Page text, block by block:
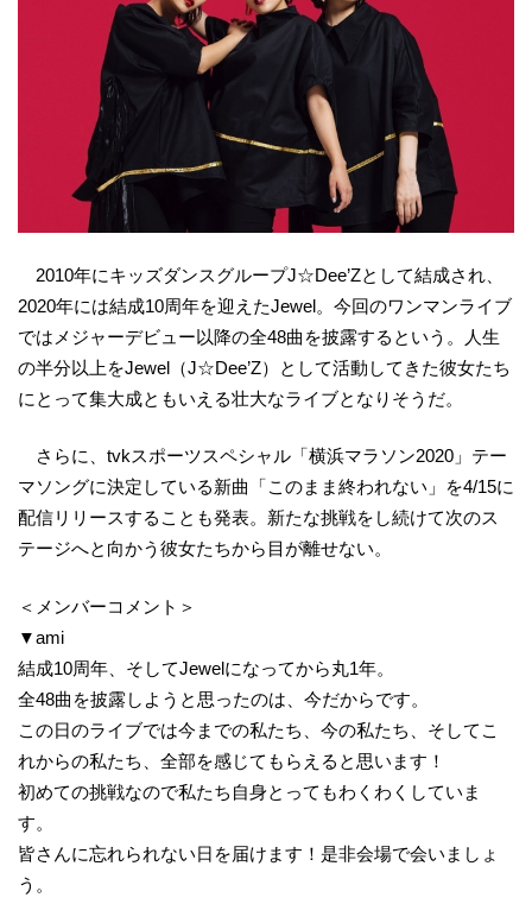
2010年にキッズダンスグループJ☆Dee’Zとして結成され、
2020年には結成10周年を迎えたJewel。今回のワンマンライブ
ではメジャーデビュー以降の全48曲を披露するという。人生
の半分以上をJewel（J☆Dee’Z）として活動してきた彼女たち
にとって集大成ともいえる壮大なライブとなりそうだ。
さらに、tvkスポーツスペシャル「横浜マラソン2020」テー
マソングに決定している新曲「このまま終われない」を4/15に
配信リリースすることも発表。新たな挑戦をし続けて次のス
テージへと向かう彼女たちから目が離せない。
＜メンバーコメント＞
▼ami
結成10周年、そしてJewelになってから丸1年。
全48曲を披露しようと思ったのは、今だからです。
この日のライブでは今までの私たち、今の私たち、そしてこ
れからの私たち、全部を感じてもらえると思います！
初めての挑戦なので私たち自身とってもわくわくしていま
す。
皆さんに忘れられない日を届けます！是非会場で会いましょ
う。